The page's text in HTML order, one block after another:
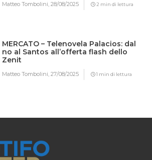
Matteo Tombolini,28/08/2025 2 min di lettura
MERCATO – Telenovela Palacios: dal
no al Santos all’offerta flash dello
Zenit
Matteo Tombolini,27/08/2025 1 min di lettura